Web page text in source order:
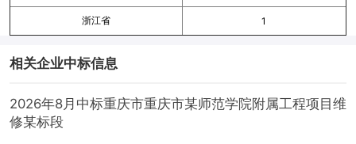
浙江省 1
相关企业中标信息
2026年8月中标重庆市重庆市某师范学院附属工程项目维
修某标段